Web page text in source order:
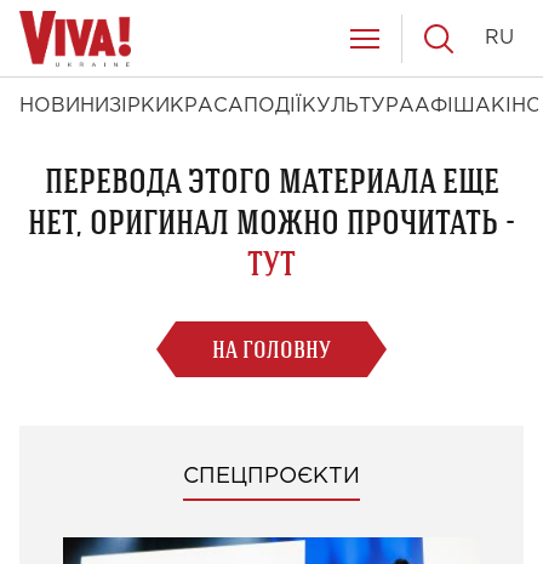
НОВИНИ ЗІРКИ КРАСА ПОДІЇ КУЛЬТУРААФІША КІНО
RU
ПЕРЕВОДА ЭТОГО МАТЕРИАЛА ЕЩЕ
НЕТ, ОРИГИНАЛ МОЖНО ПРОЧИТАТЬ -
ТУТ
НА ГОЛОВНУ
СПЕЦПРОЄКТИ